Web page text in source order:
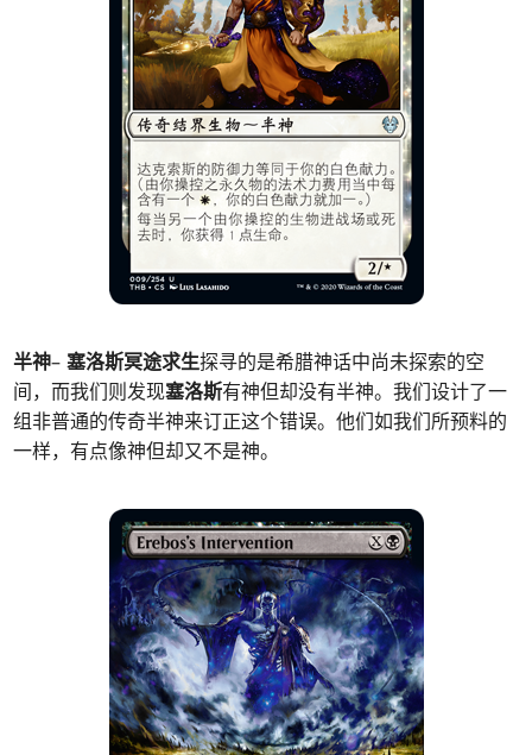
半神–塞洛斯冥途求生探寻的是希腊神话中尚未探索的空
间，而我们则发现塞洛斯有神但却没有半神。我们设计了一
组非普通的传奇半神来订正这个错误。他们如我们所预料的
一样，有点像神但却又不是神。